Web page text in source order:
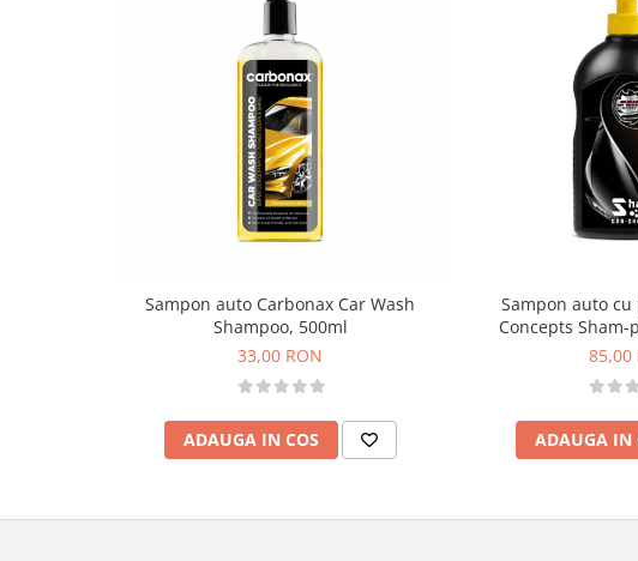
Sampon auto Carbonax Car Wash
Shampoo, 500ml
33,00 RON
ADAUGA IN COS
Sampon auto
Concepts
85,00
ADAUGA IN